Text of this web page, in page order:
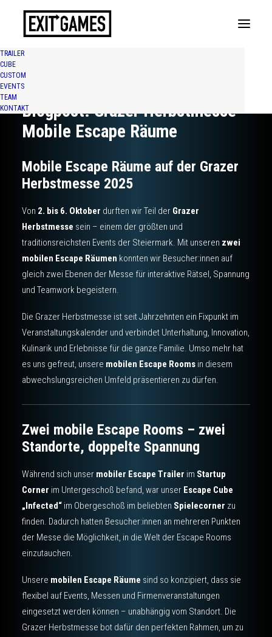
TRAILER
CUBE
CUSTOM
EVENTS
TEAM
KONTAKTBlogpost: Grazer Herbstmesse –
Mobile Escape Räume
Mobile Escape Räume auf der Grazer
Herbstmesse 2025
Von 2. bis 6. Oktober durften wir Teil der Grazer
Herbstmesse sein – einem der größten und
traditionsreichsten Events der Steiermark. Mit unseren zwei
mobilen Escape Räumen konnten wir Besucher:innen auf
gleich zwei Ebenen der Messe für interaktive Rätsel, Spannung
und Teamwork begeistern.
Die Grazer Herbstmesse ist seit Jahrzehnten ein Fixpunkt im
Veranstaltungskalender und verbindet Unterhaltung, Innovation,
Kulinarik und Erlebnisse für die ganze Familie. Umso mehr hat
es uns gefreut, unsere mobilen Escape Rooms in diesem
abwechslungsreichen Umfeld präsentieren zu dürfen.
Zwei mobile Escape Rooms – zwei
Standorte, doppelte Spannung
Während sich unser mobiler Escape Trailer im Startup
Corner im Untergeschoß befand, war unser Escape Cube
„Infected“ im Obergeschoß im beliebten Spielecorner zu
finden. Dadurch hatten Besucher:innen an mehreren Punkten
der Messe die Möglichkeit, in die Welt der Escape Rooms
einzutauchen.
Unsere mobilen Escape Räume sind so konzipiert, dass sie
flexibel auf Events, Messen und Firmenveranstaltungen
eingesetzt werden können – unabhängig vom Standort. Die
Grazer Herbstmesse bot dafür den perfekten Rahmen, um zu